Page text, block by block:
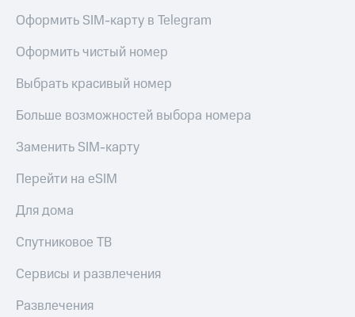
Оформить SIM-карту в Telegram
Оформить чистый номер
Выбрать красивый номер
Больше возможностей выбора номера
Заменить SIM-карту
Перейти на eSIM
Для дома
Спутниковое ТВ
Сервисы и развлечения
Развлечения